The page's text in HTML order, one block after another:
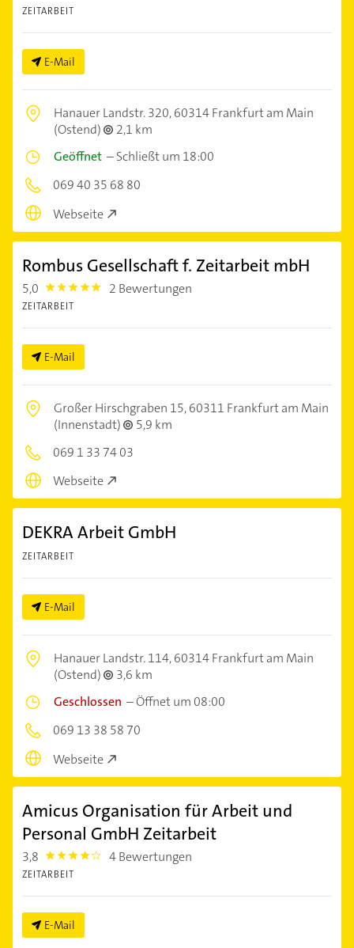
ZEITARBEIT
E-Mail
Hanauer Landstr. 320,60314 Frankfurt am Main
(Ostend)
2,1 km
Geöffnet –Schließt um 18:00
069 40 35 68 80
Webseite
Rombus Gesellschaft f. Zeitarbeit mbH
5,0 5.0 2 Bewertungen
ZEITARBEIT
E-Mail
Großer Hirschgraben 15,60311 Frankfurt am Main
(Innenstadt)
5,9 km
069 1 33 74 03
Webseite
DEKRA Arbeit GmbH
ZEITARBEIT
E-Mail
Hanauer Landstr. 114,60314 Frankfurt am Main
(Ostend)
3,6 km
Geschlossen –Öffnet um 08:00
069 13 38 58 70
Webseite
Amicus Organisation für Arbeit und
Personal GmbH Zeitarbeit
3,8 3.8 4 Bewertungen
ZEITARBEIT
E-Mail